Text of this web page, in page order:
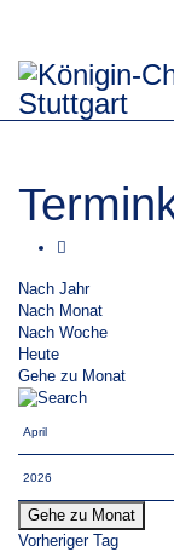
Nach Jahr
Nach Monat
Nach Woche
Heute
Gehe zu Monat
Gehe zu Monat
Vorheriger Tag